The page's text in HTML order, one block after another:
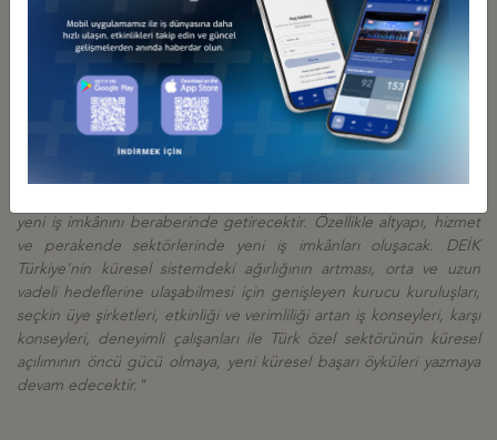
verilen bir anlaşma üzerinde mutabakat ile ambargolar aşamalı
olarak kalkacak. Bu anlaşma ile komşumuz İran güvenlik kaygıları
ile hareket eden bir bölge ülkesi olmaktan çıkarak ekonomik ve
sosyal kalkınmayı ön plana çıkaracak. Böylelikle bölgede güvenlik
kaygılarının yerine refah yaratma kaygıları olacak ve bu dönüşüm
iradesi bölgenin demokrasiyle yönetilen en büyük serbest piyasa
ekonomisi ve üretim gücü olan Türkiye'nin ekonomik ilişkilerini
olumlu yönde etkileyecektir. İran sahip olduğu doğal kaynakları,
yeni iş imkânını beraberinde getirecektir. Özellikle altyapı, hizmet
ve perakende sektörlerinde yeni iş imkânları oluşacak. DEİK
Türkiye'nin küresel sistemdeki ağırlığının artması, orta ve uzun
vadeli hedeflerine ulaşabilmesi için genişleyen kurucu kuruluşları,
seçkin üye şirketleri, etkinliği ve verimliliği artan iş konseyleri, karşı
konseyleri, deneyimli çalışanları ile Türk özel sektörünün küresel
açılımının öncü gücü olmaya, yeni küresel başarı öyküleri yazmaya
devam edecektir."